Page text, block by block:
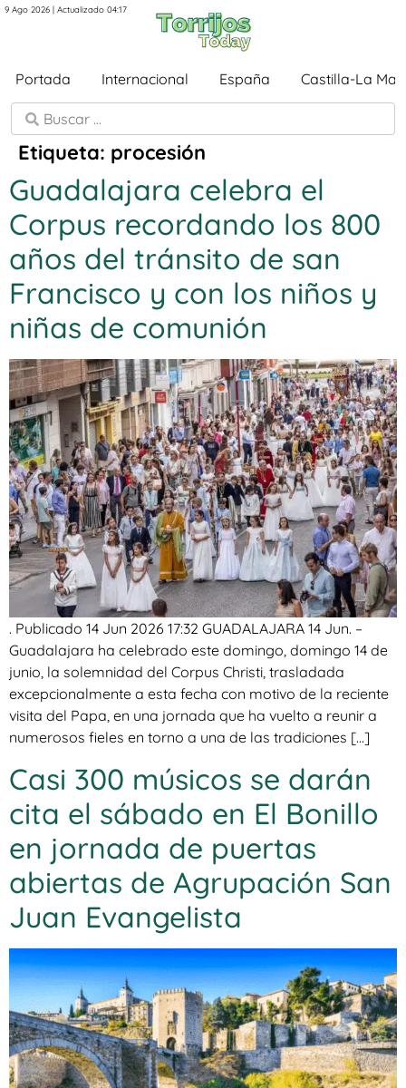
9 Ago 2026 | Actualizado 04:17
Portada Internacional España Castilla-La
Etiqueta: procesión
Guadalajara celebra el
Corpus recordando los 800
años del tránsito de san
Francisco y con los niños y
niñas de comunión
. Publicado 14 Jun 2026 17:32 GUADALAJARA 14 Jun. –
Guadalajara ha celebrado este domingo, domingo 14 de
junio, la solemnidad del Corpus Christi, trasladada
excepcionalmente a esta fecha con motivo de la reciente
visita del Papa, en una jornada que ha vuelto a reunir a
numerosos fieles en torno a una de las tradiciones […]
Casi 300 músicos se darán
cita el sábado en El Bonillo
en jornada de puertas
abiertas de Agrupación San
Juan Evangelista